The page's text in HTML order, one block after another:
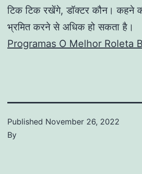
टिक टिक रखेंगे, डॉक्टर कौन। कहने
भ्रमित करने से अधिक हो सकता है।
Programas O Melhor Roleta
Published November 26, 2022
By